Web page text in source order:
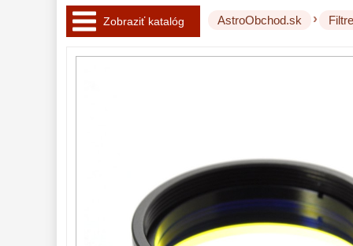
Zobraziť katalóg
CLS a UHC
Širokopásmové
AstroObchod.sk › Filtre